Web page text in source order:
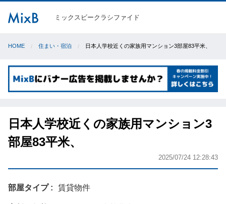
ミックスビークラシファイド
HOME 住まい・宿泊 日本人学校近くの家族用マンション3部屋83平米、
日本人学校近くの家族用マンション3
部屋83平米、
2025/07/24 12:28:43
部屋タイプ 賃貸物件